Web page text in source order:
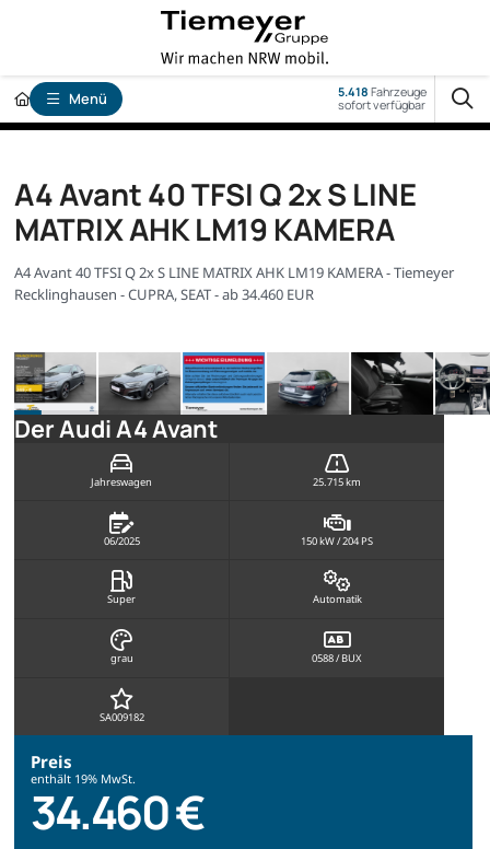
Menü 5.418 Fahrzeuge
sofort verfügbar
A4 Avant 40 TFSI Q 2x S LINE
MATRIX AHK LM19 KAMERA
A4 Avant 40 TFSI Q 2x S LINE MATRIX AHK LM19 KAMERA - Tiemeyer
Recklinghausen - CUPRA, SEAT - ab 34.460 EUR
Der Audi A4 Avant
Jahreswagen 25.715 km
06/2025 150 kW / 204 PS
Super Automatik
grau 0588 / BUX
SA009182
Preis
enthält 19% MwSt.
34.460 €